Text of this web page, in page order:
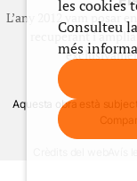
L’any 2012 vam posar
recuperant i
Aquesta obra està
les cookies
Consulteu
més